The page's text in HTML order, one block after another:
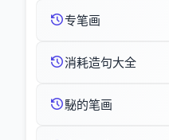
专笔画
消耗造句大全
駜的笔画